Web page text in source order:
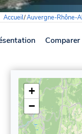
Accueil/Auvergne-Rhône-
Comparer
+
−